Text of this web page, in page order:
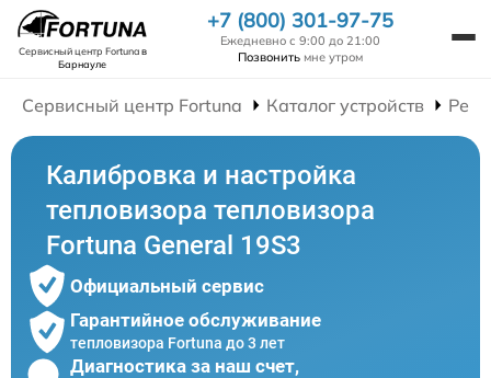
Сервисный центр Fortunaв
Барнауле
+7 (800) 301-97-75
Ежедневно с 9:00 до 21:00
Позвонить мне утром
Сервисный центр Fortuna Каталог устройств
Калибровка и настройка
тепловизора тепловизора
Fortuna General 19S3
Официальный сервис
Гарантийное обслуживание
тепловизора Fortuna до 3 лет
Диагностика за наш счет,